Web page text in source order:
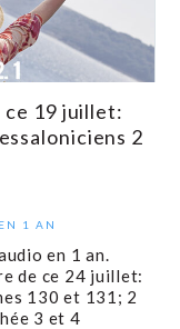
ce 19 juillet:
2
1 AN
en 1 an.
de ce 24 juillet:
130 et 131; 2
3 et 4